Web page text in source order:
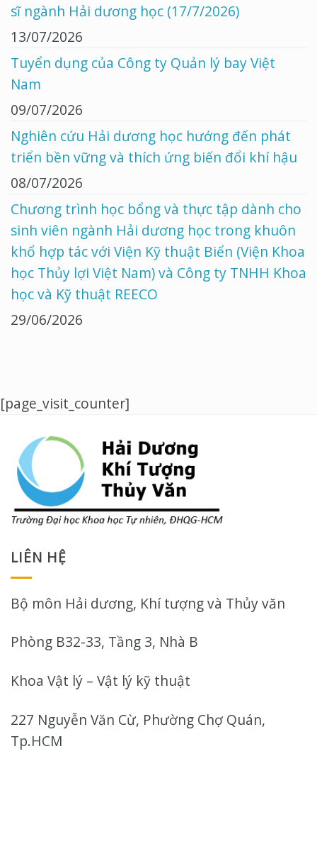
sĩ ngành Hải dương học (17/7/2026)
13/07/2026
Tuyển dụng của Công ty Quản lý bay Việt
Nam
09/07/2026
Nghiên cứu Hải dương học hướng đến phát
triển bền vững và thích ứng biến đổi khí hậu
08/07/2026
Chương trình học bổng và thực tập dành cho
sinh viên ngành Hải dương học trong khuôn
khổ hợp tác với Viện Kỹ thuật Biển (Viện Khoa
học Thủy lợi Việt Nam) và Công ty TNHH Khoa
học và Kỹ thuật REECO
29/06/2026
[page_visit_counter]
LIÊN HỆ
Bộ môn Hải dương, Khí tượng và Thủy văn
Phòng B32-33, Tầng 3, Nhà B
Khoa Vật lý – Vật lý kỹ thuật
227 Nguyễn Văn Cừ, Phường Chợ Quán,
Tp.HCM